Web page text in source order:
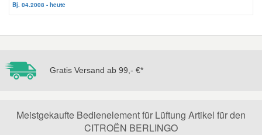
Bj. 04.2008 - heute
Gratis Versand ab 99,- €*
Meistgekaufte Bedienelement für Lüftung Artikel für den
CITROËN BERLINGO
Jeep Ersatzteile
Lancia Ersatzteile